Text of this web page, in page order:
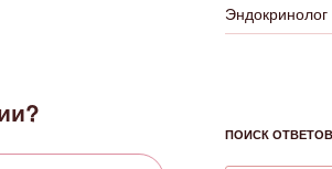
Эндокринолог
ПОИСК ОТВЕТОВ